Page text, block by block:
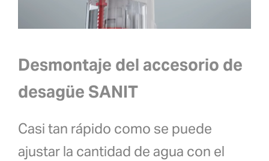
Desmontaje del accesorio de
desagüe SANIT
Casi tan rápido como se puede
ajustar la cantidad de agua con el